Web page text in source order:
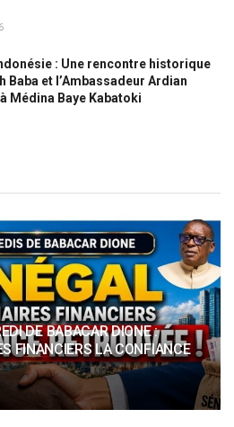
: Une rencontre historique
Baba et l’Ambassadeur Ardian
Médina Baye Kabatoki
DE BABACAR DIONE :
FINANCIERS LA CONFIANCE